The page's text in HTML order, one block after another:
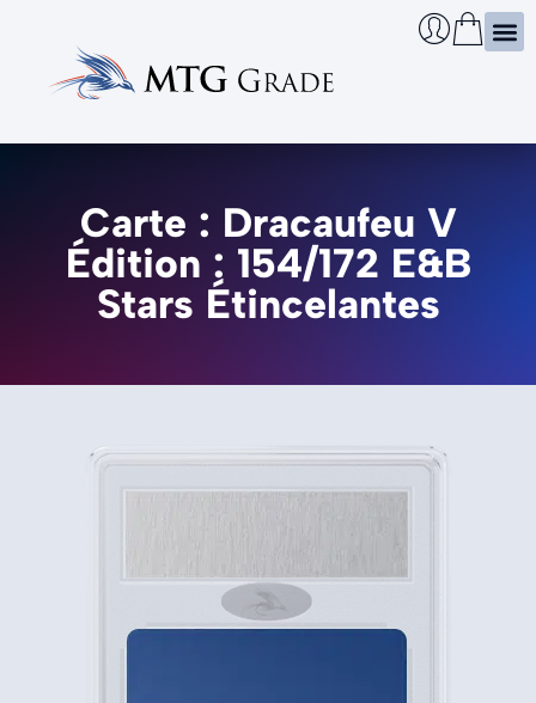
Carte : Dracaufeu V
Édition : 154/172 E&B
Stars Étincelantes